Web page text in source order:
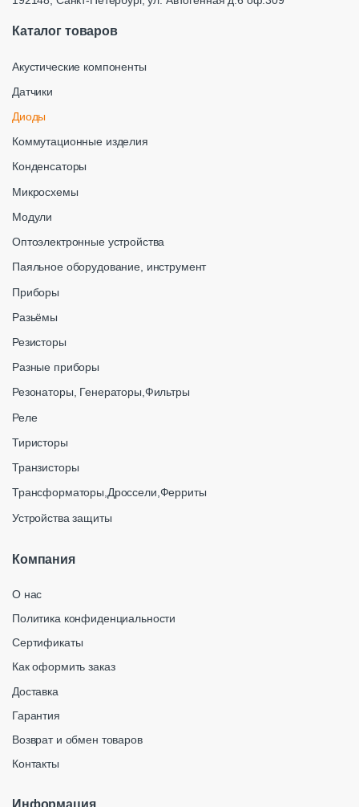
Каталог товаров
Акустические компоненты
Датчики
Диоды
Коммутационные изделия
Конденсаторы
Микросхемы
Модули
Оптоэлектронные устройства
Паяльное оборудование, инструмент
Приборы
Разьёмы
Резисторы
Разные приборы
Резонаторы, Генераторы,Фильтры
Реле
Тиристоры
Транзисторы
Трансформаторы,Дроссели,Ферриты
Устройства защиты
Компания
О нас
Политика конфиденциальности
Сертификаты
Как оформить заказ
Доставка
Гарантия
Возврат и обмен товаров
Контакты